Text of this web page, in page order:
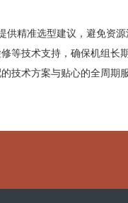
精准选型建议，避免资
等技术支持，确保机组长期
技术方案与贴心的全周期